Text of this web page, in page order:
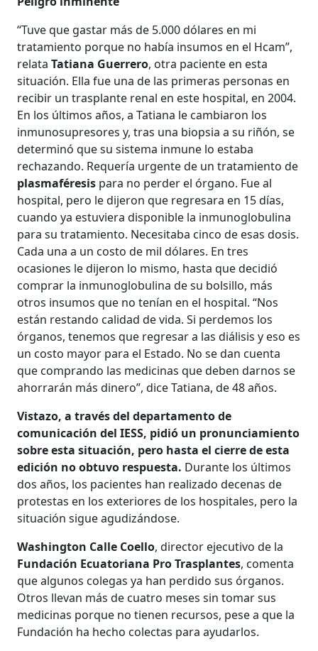
“Tuve que gastar más de 5.000 dólares en mi
tratamiento porque no había insumos en el Hcam”,
relataTatiana Guerrero, otra paciente en esta
situación. Ella fue una de las primeras personas en
recibir un trasplante renal en este hospital, en 2004.
En los últimos años, a Tatiana le cambiaron los
inmunosupresores y, tras una biopsia a su riñón, se
determinó que su sistema inmune lo estaba
rechazando. Requería urgente de un tratamiento de
plasmaféresis para no perder el órgano. Fue al
hospital, pero le dijeron que regresara en 15 días,
cuando ya estuviera disponible la inmunoglobulina
para su tratamiento. Necesitaba cinco de esas dosis.
Cada una a un costo de mil dólares. En tres
ocasiones le dijeron lo mismo, hasta que decidió
comprar la inmunoglobulina de su bolsillo, más
otros insumos que no tenían en el hospital. “Nos
están restando calidad de vida. Si perdemos los
órganos, tenemos que regresar a las diálisis y eso es
un costo mayor para el Estado. No se dan cuenta
que comprando las medicinas que deben darnos se
ahorrarán más dinero”, dice Tatiana, de 48 años.
Vistazo, a través del departamento de
comunicación del IESS, pidió un pronunciamiento
sobre esta situación, pero hasta el cierre de esta
edición no obtuvo respuesta. Durante los últimos
dos años, los pacientes han realizado decenas de
protestas en los exteriores de los hospitales, pero la
situación sigue agudizándose.
Washington Calle Coello, director ejecutivo de la
Fundación Ecuatoriana Pro Trasplantes, comenta
que algunos colegas ya han perdido sus órganos.
Otros llevan más de cuatro meses sin tomar sus
medicinas porque no tienen recursos, pese a que la
Fundación ha hecho colectas para ayudarlos.